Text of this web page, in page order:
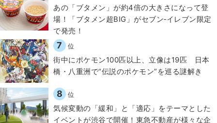
あの「ブタメン」が約4倍の大きさになって登
場！「ブタメン超BIG」がセブン‐イレブン限定
で発売！
7 位
街中にポケモン100匹以上、立像は19匹 日本
橋・八重洲で“伝説のポケモン”を巡る謎解き
8 位
気候変動の「緩和」と「適応」をテーマとした
イベントが渋谷で開催！東急不動産が様々な企